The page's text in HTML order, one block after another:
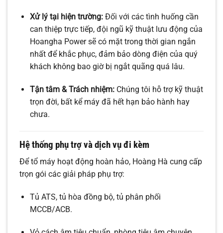
Xử lý tại hiện trường:Đối với các tình huống cần
can thiệp trực tiếp, đội ngũ kỹ thuật lưu động của
Hoangha Power sẽ có mặt trong thời gian ngắn
nhất để khắc phục, đảm bảo dòng điện của quý
khách không bao giờ bị ngắt quãng quá lâu.
Tận tâm & Trách nhiệm:Chúng tôi hỗ trợ kỹ thuật
trọn đời, bất kể máy đã hết hạn bảo hành hay
chưa.
Hệ thống phụ trợ và dịch vụ đi kèm
Để tổ máy hoạt động hoàn hảo, Hoàng Hà cung cấp
trọn gói các giải pháp phụ trợ:
Tủ ATS, tủ hòa đồng bộ, tủ phân phối
MCCB/ACB.